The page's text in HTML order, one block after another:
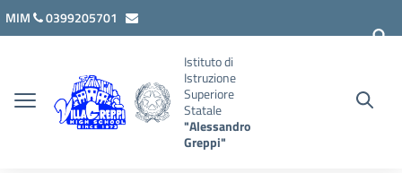
Vai ai contenuti
Vai al menu di navigazione
Vai al footer
MIM
0399205701
Istituto di
Istruzione
Superiore
Statale
"Alessandro
Greppi"